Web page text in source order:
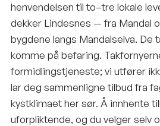
henvendelsen til to–tre lokale
dekker Lindesnes — fra Mandal
bygdene langs Mandalselva. De
komme på befaring.
formidlingstjeneste; vi utfører
lar deg sammenligne tilbud fra
kystklimaet her sør. Å innhente
uforpliktende, og du velger selv